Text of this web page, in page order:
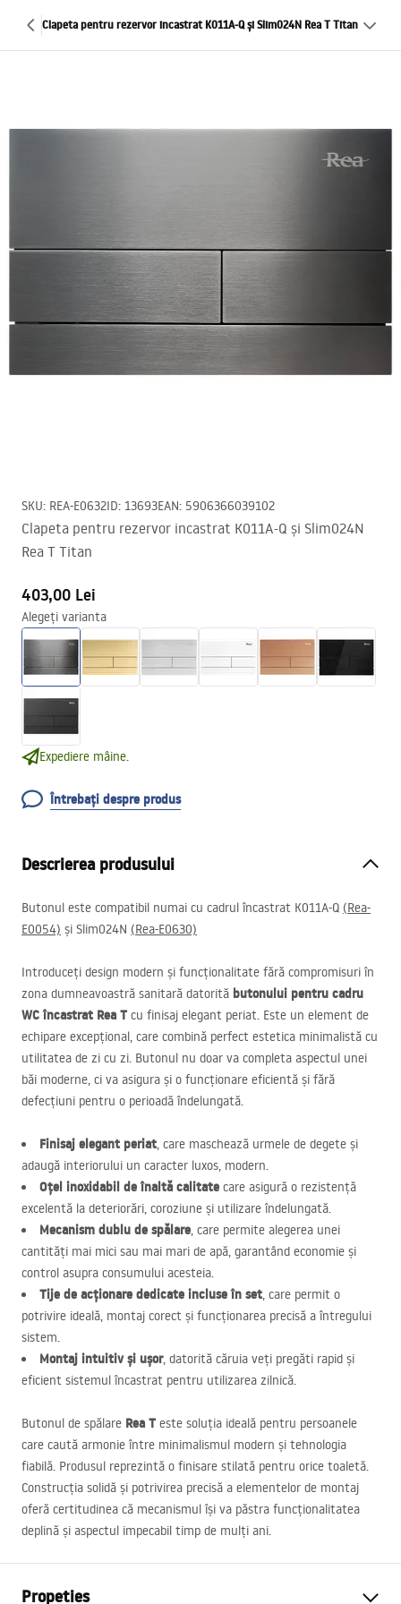
Clapeta pentru rezervor incastrat K011A-Q și Slim024N Rea T Titan
SKU: REA-E0632ID: 13693EAN: 5906366039102
Clapeta pentru rezervor incastrat K011A-Q și Slim024N
Rea T Titan
403,00 Lei
Alegeți varianta
Expediere mâine.
Întrebați despre produs
Descrierea produsului
Butonul este compatibil numai cu cadrul încastrat K011A-Q (Rea-
E0054) și Slim024N (Rea-E0630)
Introduceți design modern și funcționalitate fără compromisuri în
zona dumneavoastră sanitară datorită butonului pentru cadru
WC încastrat Rea T cu finisaj elegant periat. Este un element de
echipare excepțional, care combină perfect estetica minimalistă cu
utilitatea de zi cu zi. Butonul nu doar va completa aspectul unei
băi moderne, ci va asigura și o funcționare eficientă și fără
defecțiuni pentru o perioadă îndelungată.
Finisaj elegant periat, care maschează urmele de degete și
adaugă interiorului un caracter luxos, modern.
Oțel inoxidabil de înaltă calitate care asigură o rezistență
excelentă la deteriorări, coroziune și utilizare îndelungată.
Mecanism dublu de spălare, care permite alegerea unei
cantități mai mici sau mai mari de apă, garantând economie și
control asupra consumului acesteia.
Tije de acționare dedicate incluse în set, care permit o
potrivire ideală, montaj corect și funcționarea precisă a întregului
sistem.
Montaj intuitiv și ușor, datorită căruia veți pregăti rapid și
eficient sistemul încastrat pentru utilizarea zilnică.
Butonul de spălare Rea T este soluția ideală pentru persoanele
care caută armonie între minimalismul modern și tehnologia
fiabilă. Produsul reprezintă o finisare stilată pentru orice toaletă.
Construcția solidă și potrivirea precisă a elementelor de montaj
oferă certitudinea că mecanismul își va păstra funcționalitatea
deplină și aspectul impecabil timp de mulți ani.
Propeties